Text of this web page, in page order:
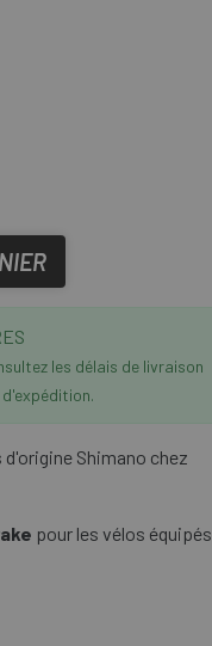
les délais de livraison
Shimano chez
pour les vélos équipés